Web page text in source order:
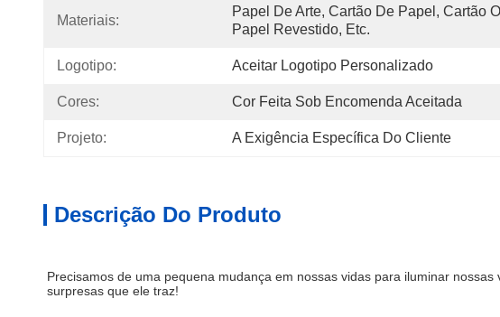
Materiais:
Papel De Arte, Cartão De Papel, Cartão
Papel Revestido, Etc.
Logotipo: Aceitar Logotipo Personalizado
Cores: Cor Feita Sob Encomenda Aceitada
Projeto: A Exigência Específica Do Cliente
Descrição Do Produto
Precisamos de uma pequena mudança em nossas vidas para iluminar
surpresas que ele traz!